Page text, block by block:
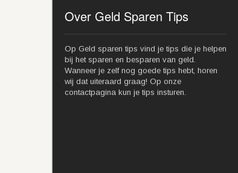
Over Geld Sparen Tips
Op Geld sparen tips vind je tips die je helpen
bij het sparen en besparen van geld.
Wanneer je zelf nog goede tips hebt, horen
wij dat uiteraard graag! Op onze
contactpagina kun je tips insturen.